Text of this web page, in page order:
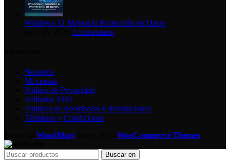
Windows 11 Mejora la Protección de Datos
1 comentario
Nosotros
Mi cuenta
Política de Privacidad
Afiliados TOS
Politicas de Reembolso y devoluciones
Términos y Condiciones
WoodMart WooCommerce Themes
Buscar en